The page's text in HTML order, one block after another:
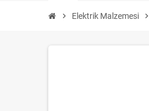
chevron_right Elektrik Malzemesi chevron_right